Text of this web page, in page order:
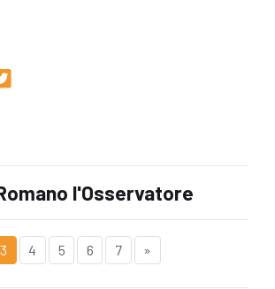
l'Osservatore
3 4 5 6 7 »